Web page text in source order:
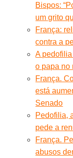
Bispos:
um grito
França:
contra a
A
o papa no
França.
está
Senado
Pedofilia,
pede a
França.
abusos